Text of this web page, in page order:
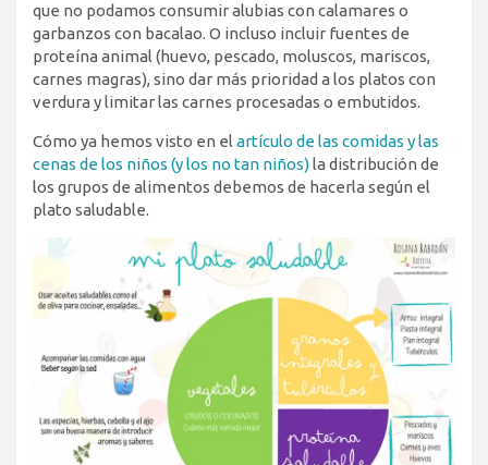
que no podamos consumir alubias con calamares o
garbanzos con bacalao. O incluso incluir fuentes de
proteína animal (huevo, pescado, moluscos, mariscos,
carnes magras), sino dar más prioridad a los platos con
verdura y limitar las carnes procesadas o embutidos.
Cómo ya hemos visto en el artículo de las comidas y las
cenas de los niños (y los no tan niños)la distribución de
los grupos de alimentos debemos de hacerla según el
plato saludable.